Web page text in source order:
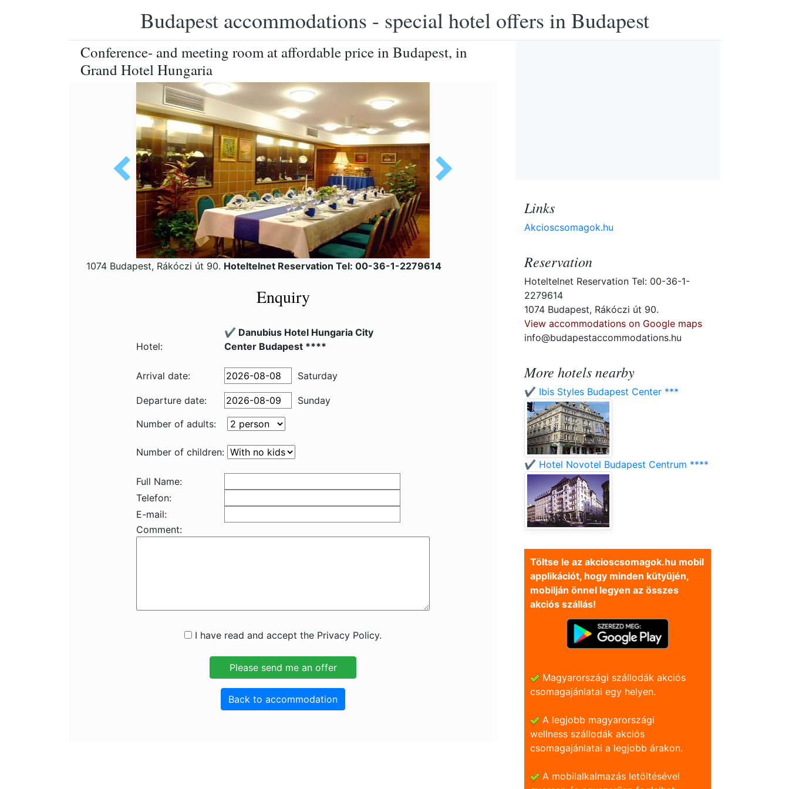
Budapest accommodations - special hotel offers in Budapest
Conference- and meeting room at affordable price in Budapest, in
Grand Hotel Hungaria
1074 Budapest, Rákóczi út 90. Hoteltelnet Reservation Tel: 00-36-1-2279614
Enquiry
Hotel:
✔️ Danubius Hotel Hungaria City
Center Budapest ****
Arrival date: Saturday
Departure date:
Sunday
Number of adults:
Number of children:
Full Name:
Telefon:
E-mail:
Comment:
I have read and accept the Privacy Policy.
Back to accommodation
Links
Akcioscsomagok.hu
Reservation
Hoteltelnet Reservation Tel: 00-36-1-
2279614
1074 Budapest, Rákóczi út 90.
View accommodations on Google maps
info@budapestaccommodations.hu
More hotels nearby
✔️ Ibis Styles Budapest Center ***
✔️ Hotel Novotel Budapest Centrum ****
Töltse le az akcioscsomagok.hu mobil
applikációt, hogy minden kütyüjén,
mobilján önnel legyen az összes
akciós szállás!
Magyarországi szállodák akciós
csomagajánlatai egy helyen.
A legjobb magyarországi
wellness szállodák akciós
csomagajánlatai a legjobb árakon.
A mobilalkalmazás letöltésével